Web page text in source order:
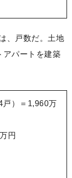
、戸数だ。土地
アパートを建築
）＝1,960万
円